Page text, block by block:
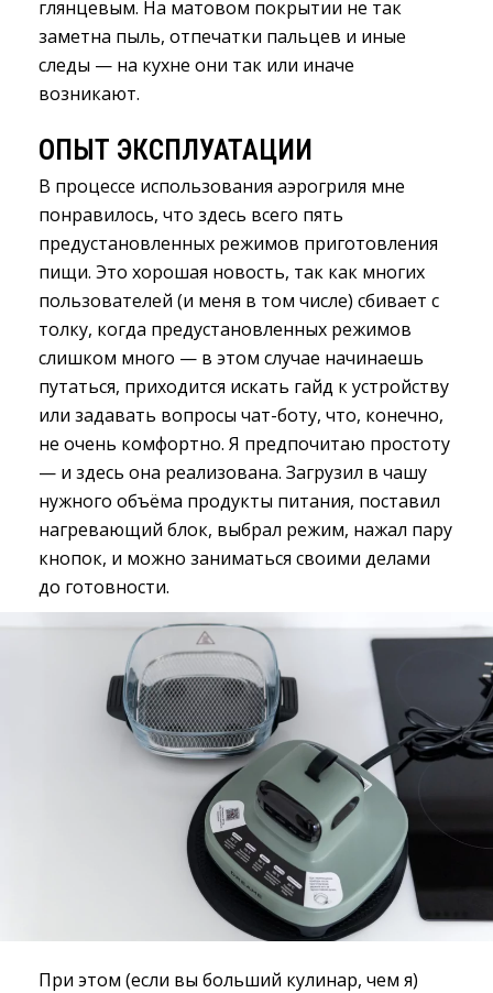
глянцевым. На матовом покрытии не так
заметна пыль, отпечатки пальцев и иные
следы — на кухне они так или иначе
возникают.
ОПЫТ ЭКСПЛУАТАЦИИ
В процессе использования аэрогриля мне
понравилось, что здесь всего пять
предустановленных режимов приготовления
пищи. Это хорошая новость, так как многих
пользователей (и меня в том числе) сбивает с
толку, когда предустановленных режимов
слишком много — в этом случае начинаешь
путаться, приходится искать гайд к устройству
или задавать вопросы чат-боту, что, конечно,
не очень комфортно. Я предпочитаю простоту
— и здесь она реализована. Загрузил в чашу
нужного объёма продукты питания, поставил
нагревающий блок, выбрал режим, нажал пару
кнопок, и можно заниматься своими делами
до готовности.
При этом (если вы больший кулинар, чем я)